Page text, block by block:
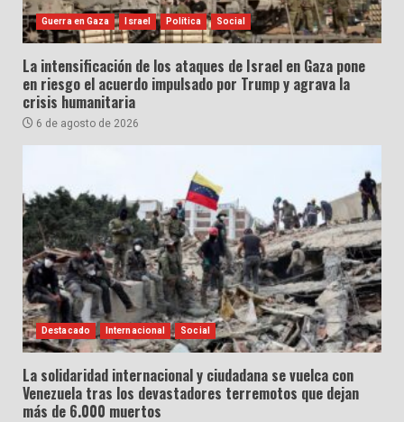
Guerra en Gaza Israel Política Social
La intensificación de los ataques de Israel en Gaza pone
en riesgo el acuerdo impulsado por Trump y agrava la
crisis humanitaria
6 de agosto de 2026
Destacado Internacional Social
La solidaridad internacional y ciudadana se vuelca con
Venezuela tras los devastadores terremotos que dejan
más de 6.000 muertos